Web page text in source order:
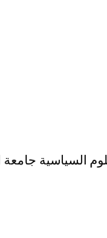
السياسية جامعة